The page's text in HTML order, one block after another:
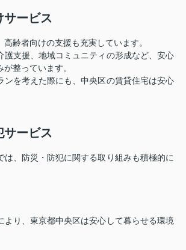
ービス
齢者向けの支援も充実しています。
護支援、地域コミュニティの形成など、安心
整っています。
ンを考えた際にも、中央区の賃貸住宅は安心
ービス
は、防災・防犯に関する取り組みも積極的に
より、東京都中央区は安心して暮らせる環境